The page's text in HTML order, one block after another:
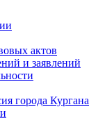
актов
и заявлений
города Кургана